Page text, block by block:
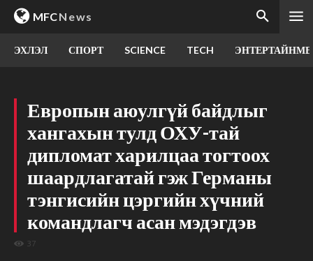
MFCNews
ЭХЛЭЛ СПОРТ SCIENCE TECH
Европын аюулгүй байдлыг
хангахын тулд ОХУ-тай
дипломат харилцаа тогтоох
шаардлагатай гэж Германы
тэнгисийн цэргийн хүчний
командлагч асан мэдэгдэв
37